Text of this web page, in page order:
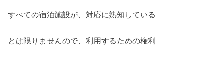
すべての宿泊施設が、対応に熟知している
とは限りませんので、利用するための権利